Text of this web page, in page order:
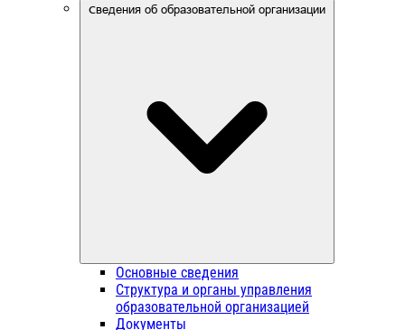
Сведения об образовательной организации
Основные сведения
Структура и органы управления
образовательной организацией
Документы